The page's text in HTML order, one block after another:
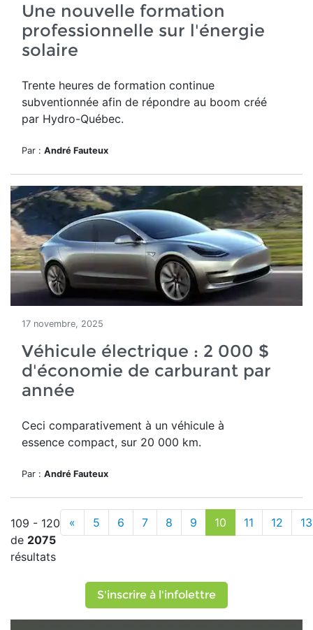
Une nouvelle formation
professionnelle sur l'énergie
solaire
Trente heures de formation continue
subventionnée afin de répondre au boom créé
par Hydro-Québec.
Par : André Fauteux
17 novembre, 2025
Véhicule électrique : 2 000 $
d'économie de carburant par
année
Ceci comparativement à un véhicule à
essence compact, sur 20 000 km.
Par : André Fauteux
109 - 120
de 2075
résultats
« 5 6 7 8 9 10 11 12 13
S'inscrire à l'infolettre